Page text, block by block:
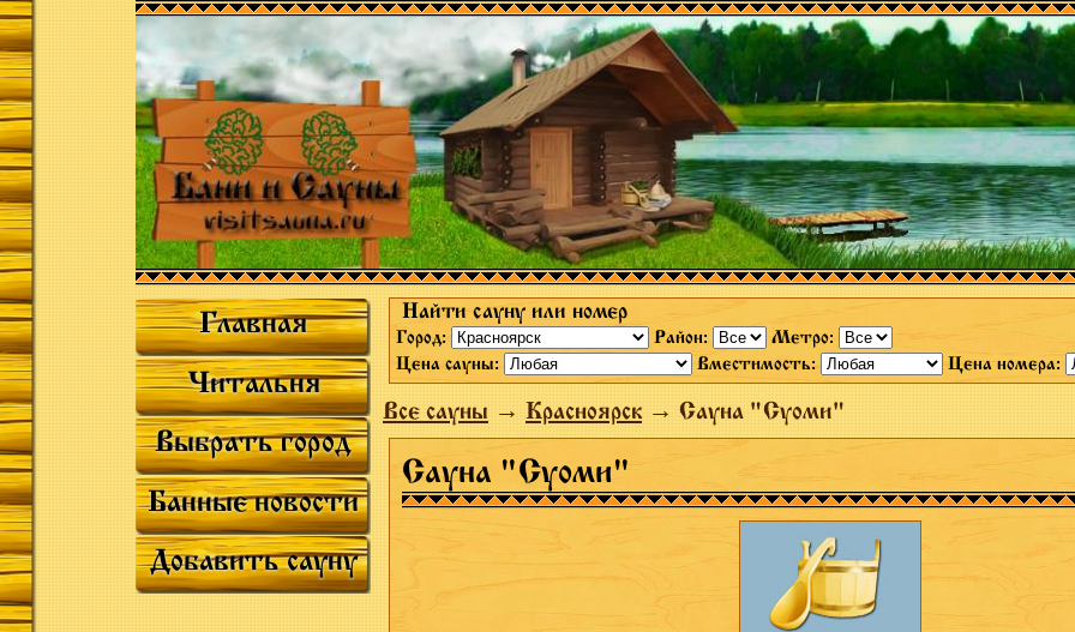
Главная
Читальня
Выбрать город
Банные новости
Добавить сауну
Найти сауну или номер
Город: Район:
Метро:
Цена сауны:
Вместимость: Цена номера:
Все сауны→Красноярск→ Сауна "Суоми"
Сауна "Суоми"